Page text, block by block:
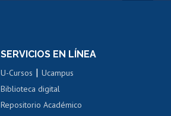
Cursos de español
SERVICIOS EN LÍNEA
U-Cursos |Ucampus
Biblioteca digital
Repositorio Académico